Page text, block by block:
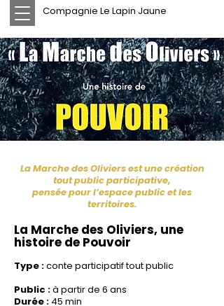
Compagnie Le Lapin Jaune
La Marche des Oliviers est une création
tout public participative,
pensée pour l’espace public et les
territoires.
La Marche des Oliviers, une
histoire de Pouvoir
Type :conte participatif tout public
Public :à partir de 6 ans
Durée : 45 min